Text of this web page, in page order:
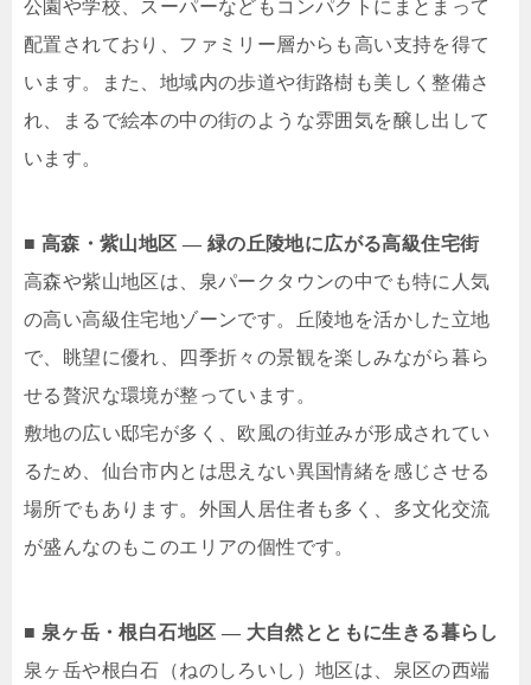
公園や学校、スーパーなどもコンパクトにまとまって
配置されており、ファミリー層からも高い支持を得て
います。また、地域内の歩道や街路樹も美しく整備さ
れ、まるで絵本の中の街のような雰囲気を醸し出して
います。
■ 高森・紫山地区 ― 緑の丘陵地に広がる高級住宅街
高森や紫山地区は、泉パークタウンの中でも特に人気
の高い高級住宅地ゾーンです。丘陵地を活かした立地
で、眺望に優れ、四季折々の景観を楽しみながら暮ら
せる贅沢な環境が整っています。
敷地の広い邸宅が多く、欧風の街並みが形成されてい
るため、仙台市内とは思えない異国情緒を感じさせる
場所でもあります。外国人居住者も多く、多文化交流
が盛んなのもこのエリアの個性です。
■ 泉ヶ岳・根白石地区 ― 大自然とともに生きる暮らし
泉ヶ岳や根白石（ねのしろいし）地区は、泉区の西端